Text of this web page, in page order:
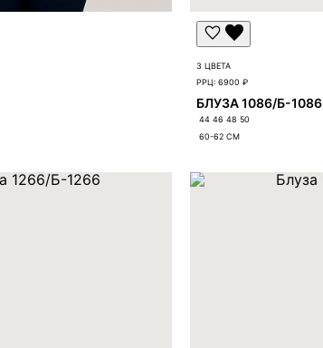
3 ЦВЕТА
РРЦ:6900 ₽
БЛУЗА 1086/Б-1086
44 46 48 50
60-62СМ